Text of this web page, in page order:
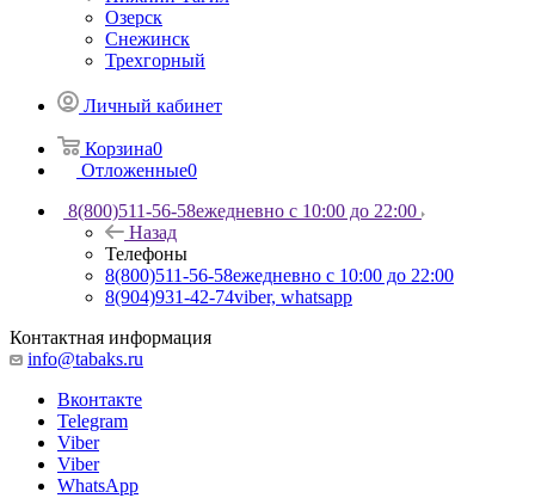
Озерск
Снежинск
Трехгорный
Личный кабинет
Корзина0
Отложенные0
8(800)511-56-58ежедневно с 10:00 до 22:00
Назад
Телефоны
8(800)511-56-58ежедневно с 10:00 до 22:00
8(904)931-42-74viber, whatsapp
Контактная информация
info@tabaks.ru
Вконтакте
Telegram
Viber
Viber
WhatsApp